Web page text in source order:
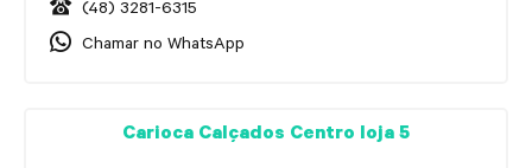
(48) 3281-6315
Chamar no WhatsApp
Carioca Calçados Centro loja 5